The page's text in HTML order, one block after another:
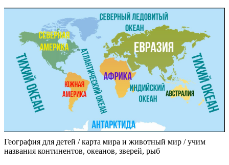
География для детей / карта мира и животный мир / учим
названия континентов, океанов, зверей, рыб